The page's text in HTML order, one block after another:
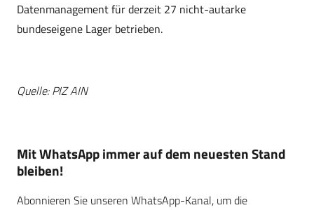
Datenmanagement für derzeit 27 nicht-autarke
bundeseigene Lager betrieben.
Quelle: PIZ AIN
Mit WhatsApp immer auf dem neuesten Stand
bleiben!
Abonnieren Sie unseren WhatsApp-Kanal, um die